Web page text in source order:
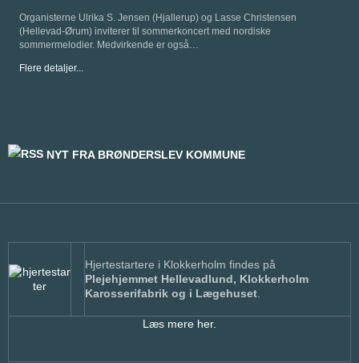
Organisterne Ulrika S. Jensen (Hjallerup) og Lasse Christensen
(Hellevad-Ørum) inviterer til sommerkoncert med nordiske
sommermelodier. Medvirkende er også…
Flere detaljer...
NYT FRA BRØNDERSLEV KOMMUNE
Hjertestartere i Klokkerholm findes på
Plejehjemmet Hellevadlund, Klokkerholm
Karosserifabrik og i Lægehuset
Læs mere her.